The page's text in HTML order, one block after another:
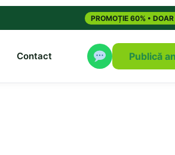
PROMOȚIE 60% •
Contact Publică